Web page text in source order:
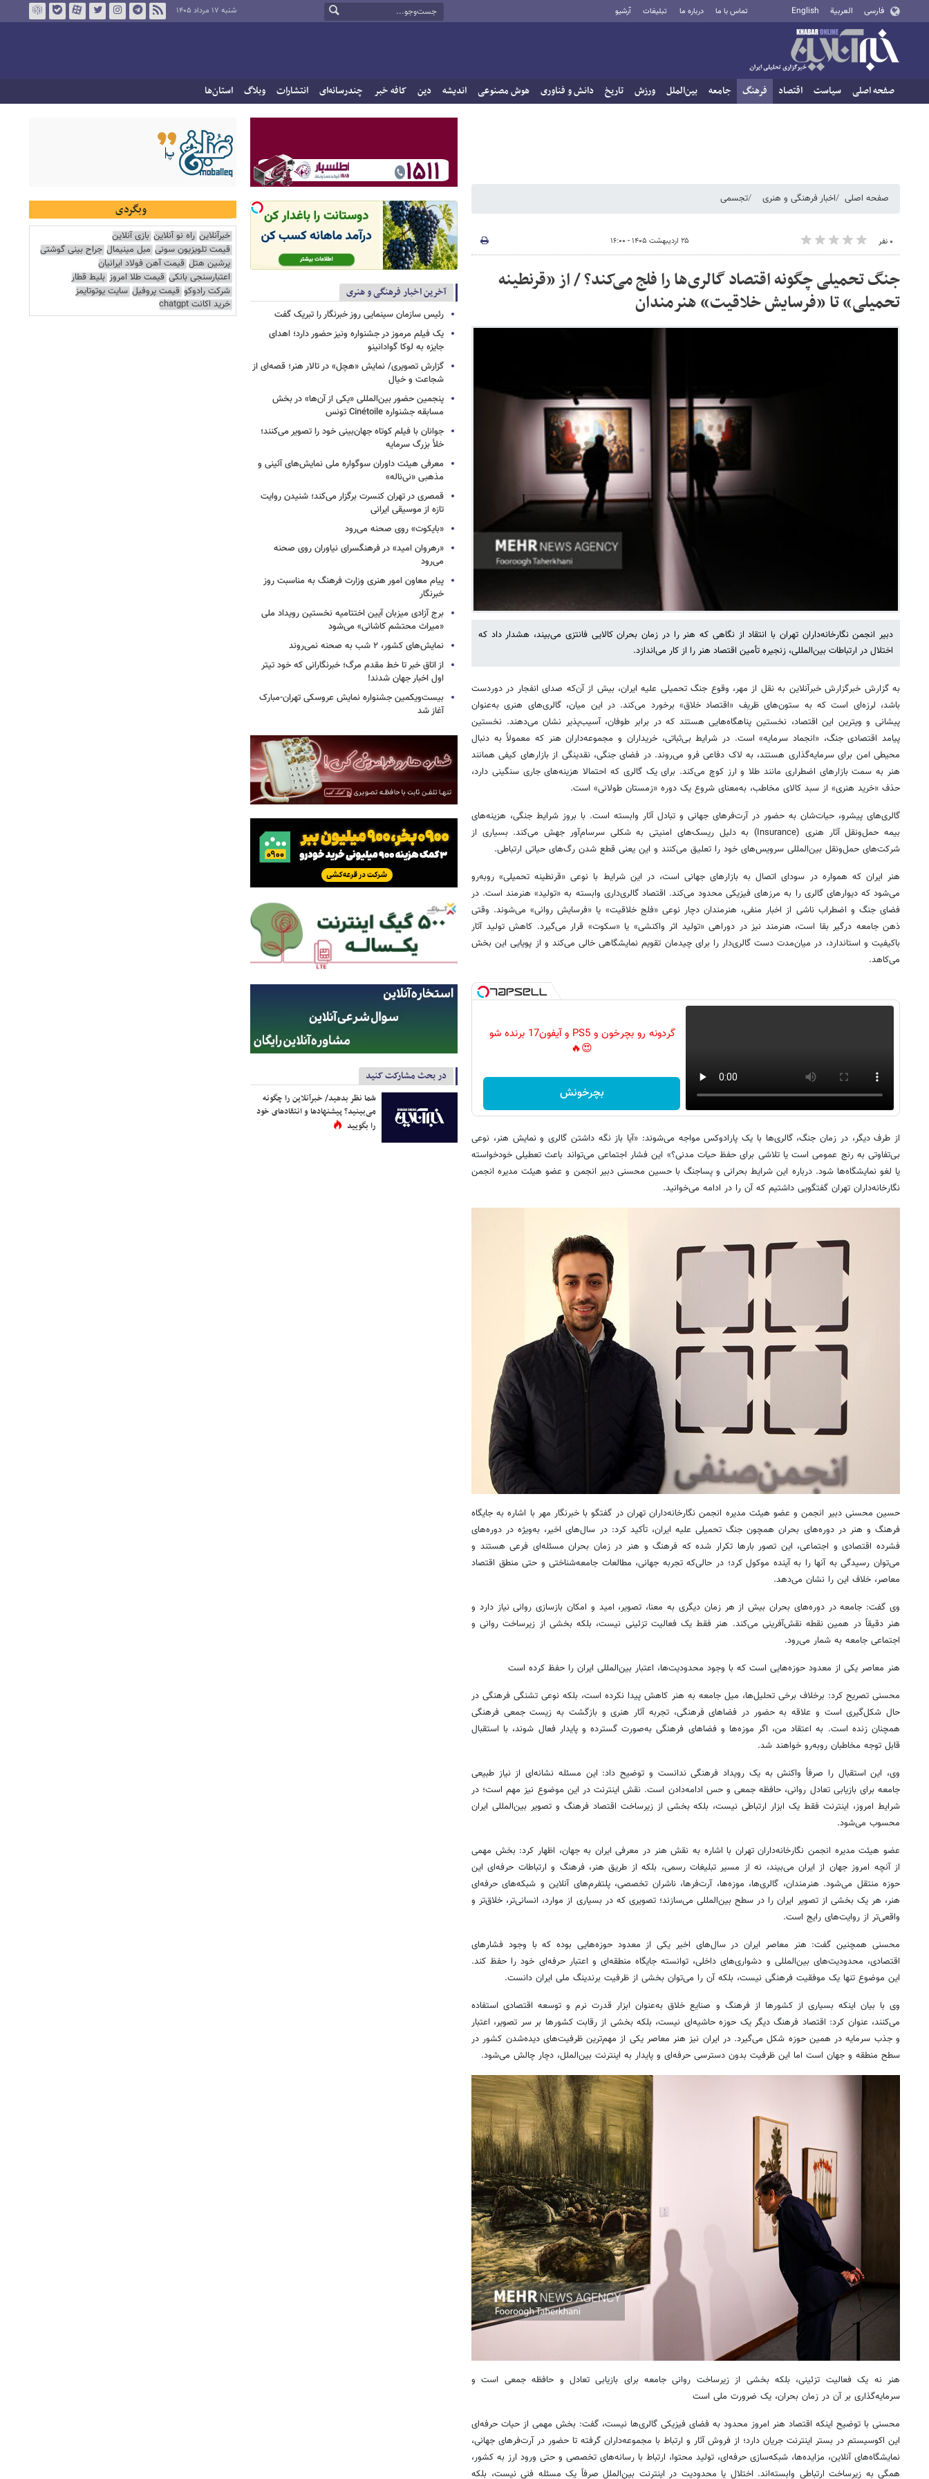
فارسی العربية English تماس با ما درباره ما تبلیغات آرشیو شنبه ۱۷ مرداد ۱۴۰۵
صفحه اصلی سیاست اقتصاد فرهنگ جامعه بین‌الملل ورزش تاریخ دانش و فناوری هوش مصنوعی اندیشه دین کافه خبر چندرسانه‌ای انتشارات وبلاگ استان‌ها
صفحه اصلی اخبار فرهنگی و هنری تجسمی
۰ نفر ۲۵ اردیبهشت ۱۴۰۵ - ۱۶:۰۰
جنگ تحمیلی چگونه اقتصاد گالری‌ها را فلج می‌کند؟ / از «قرنطینه
تحمیلی» تا «فرسایش خلاقیت» هنرمندان
دبیر انجمن نگارخانه‌داران تهران با انتقاد از نگاهی که هنر را در زمان بحران کالایی فانتزی می‌بیند، هشدار داد که
اختلال در ارتباطات بین‌المللی، زنجیره تأمین اقتصاد هنر را از کار می‌اندازد.
به گزارش خبرگزارش خبرآنلاین به نقل از مهر، وقوع جنگ تحمیلی علیه ایران، بیش از آن‌که صدای انفجار در دوردست
باشد، لرزه‌ای است که به ستون‌های ظریف «اقتصاد خلاق» برخورد می‌کند. در این میان، گالری‌های هنری به‌عنوان
پیشانی و ویترین این اقتصاد، نخستین پناهگاه‌هایی هستند که در برابر طوفان، آسیب‌پذیر نشان می‌دهند. نخستین
پیامد اقتصادی جنگ، «انجماد سرمایه» است. در شرایط بی‌ثباتی، خریداران و مجموعه‌داران هنر که معمولاً به دنبال
محیطی امن برای سرمایه‌گذاری هستند، به لاک دفاعی فرو می‌روند. در فضای جنگی، نقدینگی از بازارهای کیفی همانند
هنر به سمت بازارهای اضطراری مانند طلا و ارز کوچ می‌کند. برای یک گالری که احتمالا هزینه‌های جاری سنگینی دارد،
حذف «خرید هنری» از سبد کالای مخاطب، به‌معنای شروع یک دوره «زمستان طولانی» است.
گالری‌های پیشرو، حیات‌شان به حضور در آرت‌فرهای جهانی و تبادل آثار وابسته است. با بروز شرایط جنگی، هزینه‌های
بیمه حمل‌ونقل آثار هنری (Insurance) به دلیل ریسک‌های امنیتی به شکلی سرسام‌آور جهش می‌کند. بسیاری از
شرکت‌های حمل‌ونقل بین‌المللی سرویس‌های خود را تعلیق می‌کنند و این یعنی قطع شدن رگ‌های حیاتی ارتباطی.
هنر ایران که همواره در سودای اتصال به بازارهای جهانی است، در این شرایط با نوعی «قرنطینه تحمیلی» روبه‌رو
می‌شود که دیوارهای گالری را به مرزهای فیزیکی محدود می‌کند. اقتصاد گالری‌داری وابسته به «تولید» هنرمند است. در
فضای جنگ و اضطراب ناشی از اخبار منفی، هنرمندان دچار نوعی «فلج خلاقیت» یا «فرسایش روانی» می‌شوند. وقتی
ذهن جامعه درگیر بقا است، هنرمند نیز در دوراهی «تولید اثر واکنشی» یا «سکوت» قرار می‌گیرد. کاهش تولید آثار
باکیفیت و استاندارد، در میان‌مدت دست گالری‌دار را برای چیدمان تقویم نمایشگاهی خالی می‌کند و از پویایی این بخش
می‌کاهد.
گردونه رو بچرخون و PS5 و آیفون17 برنده شو
😍🔥
بچرخونش
از طرف دیگر، در زمان جنگ، گالری‌ها با یک پارادوکس مواجه می‌شوند: «آیا باز نگه داشتن گالری و نمایش هنر، نوعی
بی‌تفاوتی به رنج عمومی است یا تلاشی برای حفظ حیات مدنی؟» این فشار اجتماعی می‌تواند باعث تعطیلی خودخواسته
یا لغو نمایشگاه‌ها شود. درباره این شرایط بحرانی و پساجنگ با حسین محسنی دبیر انجمن و عضو هیئت مدیره انجمن
نگارخانه‌داران تهران گفتگویی داشتیم که آن را در ادامه می‌خوانید.
حسین محسنی دبیر انجمن و عضو هیئت مدیره انجمن نگارخانه‌داران تهران در گفتگو با خبرنگار مهر با اشاره به جایگاه
فرهنگ و هنر در دوره‌های بحران همچون جنگ تحمیلی علیه ایران، تأکید کرد: در سال‌های اخیر، به‌ویژه در دوره‌های
فشرده اقتصادی و اجتماعی، این تصور بارها تکرار شده که فرهنگ و هنر در زمان بحران مسئله‌ای فرعی هستند و
می‌توان رسیدگی به آنها را به آینده موکول کرد؛ در حالی‌که تجربه جهانی، مطالعات جامعه‌شناختی و حتی منطق اقتصاد
معاصر، خلاف این را نشان می‌دهد.
وی گفت: جامعه در دوره‌های بحران بیش از هر زمان دیگری به معنا، تصویر، امید و امکان بازسازی روانی نیاز دارد و
هنر دقیقاً در همین نقطه نقش‌آفرینی می‌کند. هنر فقط یک فعالیت تزئینی نیست، بلکه بخشی از زیرساخت روانی و
اجتماعی جامعه به شمار می‌رود.
هنر معاصر یکی از معدود حوزه‌هایی است که با وجود محدودیت‌ها، اعتبار بین‌المللی ایران را حفظ کرده است
محسنی تصریح کرد: برخلاف برخی تحلیل‌ها، میل جامعه به هنر کاهش پیدا نکرده است، بلکه نوعی تشنگی فرهنگی در
حال شکل‌گیری است و علاقه به حضور در فضاهای فرهنگی، تجربه آثار هنری و بازگشت به زیست جمعی فرهنگی
همچنان زنده است. به اعتقاد من، اگر موزه‌ها و فضاهای فرهنگی به‌صورت گسترده و پایدار فعال شوند، با استقبال
قابل توجه مخاطبان روبه‌رو خواهند شد.
وی، این استقبال را صرفاً واکنش به یک رویداد فرهنگی ندانست و توضیح داد: این مسئله نشانه‌ای از نیاز طبیعی
جامعه برای بازیابی تعادل روانی، حافظه جمعی و حس ادامه‌دادن است. نقش اینترنت در این موضوع نیز مهم است؛ در
شرایط امروز، اینترنت فقط یک ابزار ارتباطی نیست، بلکه بخشی از زیرساخت اقتصاد فرهنگ و تصویر بین‌المللی ایران
محسوب می‌شود.
عضو هیئت مدیره انجمن نگارخانه‌داران تهران با اشاره به نقش هنر در معرفی ایران به جهان، اظهار کرد: بخش مهمی
از آنچه امروز جهان از ایران می‌بیند، نه از مسیر تبلیغات رسمی، بلکه از طریق هنر، فرهنگ و ارتباطات حرفه‌ای این
حوزه منتقل می‌شود. هنرمندان، گالری‌ها، موزه‌ها، آرت‌فرها، ناشران تخصصی، پلتفرم‌های آنلاین و شبکه‌های حرفه‌ای
هنر، هر یک بخشی از تصویر ایران را در سطح بین‌المللی می‌سازند؛ تصویری که در بسیاری از موارد، انسانی‌تر، خلاق‌تر و
واقعی‌تر از روایت‌های رایج است.
محسنی همچنین گفت: هنر معاصر ایران در سال‌های اخیر یکی از معدود حوزه‌هایی بوده که با وجود فشارهای
اقتصادی، محدودیت‌های بین‌المللی و دشواری‌های داخلی، توانسته جایگاه منطقه‌ای و اعتبار حرفه‌ای خود را حفظ کند.
این موضوع تنها یک موفقیت فرهنگی نیست، بلکه آن را می‌توان بخشی از ظرفیت برندینگ ملی ایران دانست.
وی با بیان اینکه بسیاری از کشورها از فرهنگ و صنایع خلاق به‌عنوان ابزار قدرت نرم و توسعه اقتصادی استفاده
می‌کنند، عنوان کرد: اقتصاد فرهنگ دیگر یک حوزه حاشیه‌ای نیست، بلکه بخشی از رقابت کشورها بر سر تصویر، اعتبار
و جذب سرمایه در همین حوزه شکل می‌گیرد. در ایران نیز هنر معاصر یکی از مهم‌ترین ظرفیت‌های دیده‌شدن کشور در
سطح منطقه و جهان است اما این ظرفیت بدون دسترسی حرفه‌ای و پایدار به اینترنت بین‌الملل، دچار چالش می‌شود.
هنر نه یک فعالیت تزئینی، بلکه بخشی از زیرساخت روانی جامعه برای بازیابی تعادل و حافظه جمعی است و
سرمایه‌گذاری بر آن در زمان بحران، یک ضرورت ملی است
محسنی با توضیح اینکه اقتصاد هنر امروز محدود به فضای فیزیکی گالری‌ها نیست، گفت: بخش مهمی از حیات حرفه‌ای
این اکوسیستم در بستر اینترنت جریان دارد؛ از فروش آثار و ارتباط با مجموعه‌داران گرفته تا حضور در آرت‌فرهای جهانی،
نمایشگاه‌های آنلاین، مزایده‌ها، شبکه‌سازی حرفه‌ای، تولید محتوا، ارتباط با رسانه‌های تخصصی و حتی ورود ارز به کشور،
همگی به زیرساخت ارتباطی وابسته‌اند. اختلال یا محدودیت در اینترنت بین‌الملل صرفاً یک مسئله فنی نیست، بلکه
آخرین اخبار فرهنگی و هنری
رئیس سازمان سینمایی روز خبرنگار را تبریک گفت
یک فیلم مرموز در جشنواره ونیز حضور دارد؛ اهدای
جایزه به لوکا گوادانینو
گزارش تصویری/ نمایش «هچل» در تالار هنر؛ قصه‌ای از
شجاعت و خیال
پنجمین حضور بین‌المللی «یکی از آن‌ها» در بخش
مسابقه جشنواره Cinétoile تونس
جوانان با فیلم کوتاه جهان‌بینی خود را تصویر می‌کنند؛
خلأ بزرگ سرمایه
معرفی هیئت داوران سوگواره ملی نمایش‌های آئینی و
مذهبی «نی‌ناله»
قمصری در تهران کنسرت برگزار می‌کند؛ شنیدن روایت
تازه از موسیقی ایرانی
«بایکوت» روی صحنه می‌رود
«رهروان امید» در فرهنگسرای نیاوران روی صحنه
می‌رود
پیام معاون امور هنری وزارت فرهنگ به مناسبت روز
خبرنگار
برج آزادی میزبان آیین اختتامیه نخستین رویداد ملی
«میراث محتشم کاشانی» می‌شود
نمایش‌های کشور، ٢ شب به صحنه نمی‌روند
از اتاق خبر تا خط مقدم مرگ؛ خبرنگارانی که خود تیتر
اول اخبار جهان شدند!
بیست‌ویکمین جشنواره نمایش عروسکی تهران-مبارک
آغاز شد
در بحث مشارکت کنید
شما نظر بدهید/ خبرآنلاین را چگونه
می‌بینید؟ پیشنهادها و انتقادهای خود
را بگویید
وبگردی
خبرآنلاین راه نو آنلاین بازی آنلاین
قیمت تلویزیون سونی مبل مینیمال جراح بینی گوشتی
پرشین هتل قیمت آهن فولاد ایرانیان
اعتبارسنجی بانکی قیمت طلا امروز بلیط قطار
شرکت رادوکو قیمت پروفیل سایت یوتوتایمز
خرید اکانت chatgpt